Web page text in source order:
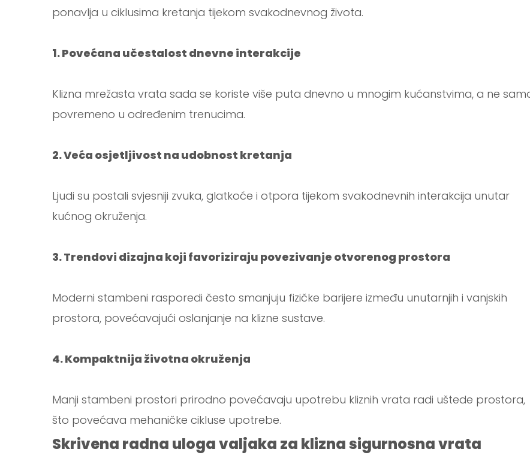
ponavlja u ciklusima kretanja tijekom svakodnevnog života.
1. Povećana učestalost dnevne interakcije
Klizna mrežasta vrata sada se koriste više puta dnevno u mnogim kućanstvima, a ne
povremeno u određenim trenucima.
2. Veća osjetljivost na udobnost kretanja
Ljudi su postali svjesniji zvuka, glatkoće i otpora tijekom svakodnevnih interakcija unutar
kućnog okruženja.
3. Trendovi dizajna koji favoriziraju povezivanje otvorenog prostora
Moderni stambeni rasporedi često smanjuju fizičke barijere između unutarnjih i vanjskih
prostora, povećavajući oslanjanje na klizne sustave.
4. Kompaktnija životna okruženja
Manji stambeni prostori prirodno povećavaju upotrebu kliznih vrata radi uštede prostora,
što povećava mehaničke cikluse upotrebe.
Skrivena radna uloga valjaka za klizna sigurnosna vrata